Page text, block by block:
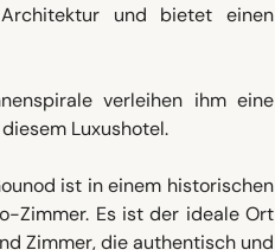
und bietet einen
verleihen ihm eine
Luxushotel.
ist in einem historischen
Zimmer. Es ist der ideale Ort
Zimmer, die authentisch und